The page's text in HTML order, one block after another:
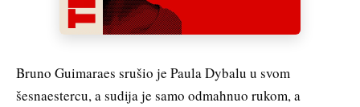
Bruno Guimaraes srušio je Paula Dybalu u svom
šesnaestercu, a sudija je samo odmahnuo rukom, a